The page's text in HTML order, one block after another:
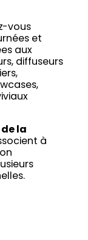
vous
et
aux
diffuseurs
la
à